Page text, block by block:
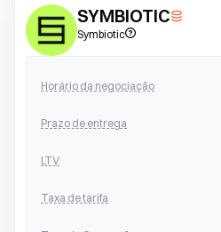
SYMBIOTIC
Symbiotic
Horário da negociação
Prazo de entrega
LTV
Taxa de tarifa